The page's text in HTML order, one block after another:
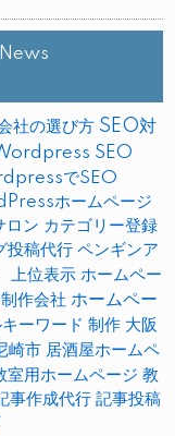
News
社の選び方 SEO対
SEO
でSEO
ホームページ
ロン カテゴリー登録
投稿代行 ペンギンア
上位表示 ホームペー
作会社 ホームペー
ーワード 制作 大阪
崎市 居酒屋ホームペ
室用ホームページ 教
事作成代行 記事投稿